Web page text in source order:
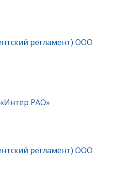
регламент) ООО
РАО»
регламент) ООО